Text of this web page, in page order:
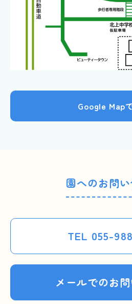
Google Map
園へのお問
TEL 055-
メールでのお